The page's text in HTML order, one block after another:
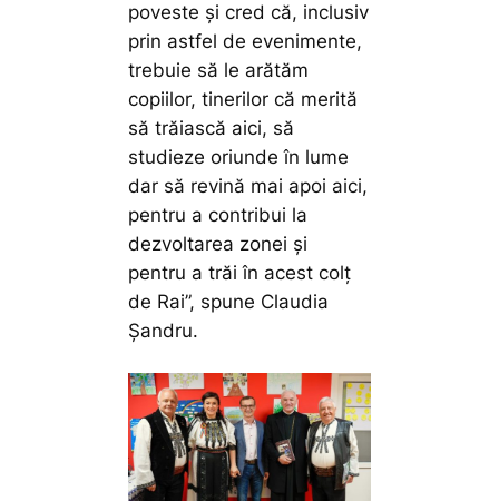
poveste și cred că, inclusiv
prin astfel de evenimente,
trebuie să le arătăm
copiilor, tinerilor că merită
să trăiască aici, să
studieze oriunde în lume
dar să revină mai apoi aici,
pentru a contribui la
dezvoltarea zonei și
pentru a trăi în acest colț
de Rai”, spune Claudia
Șandru.